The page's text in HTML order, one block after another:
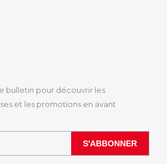
bulletin pour découvrir les
et les promotions en avant